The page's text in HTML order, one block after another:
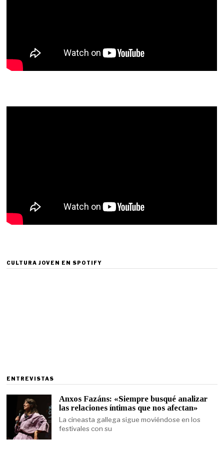
CULTURA JOVEN EN SPOTIFY
ENTREVISTAS
Anxos Fazáns: «Siempre busqué analizar
las relaciones íntimas que nos afectan»
La cineasta gallega sigue moviéndose en los
festivales con su